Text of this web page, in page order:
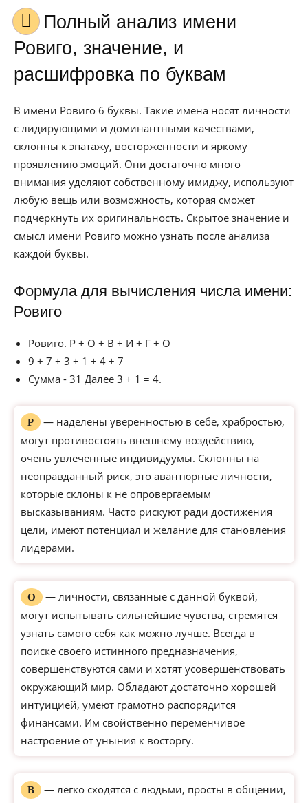
Полный анализ имени
Ровиго, значение, и
расшифровка по буквам
В имени Ровиго 6 буквы. Такие имена носят личности
с лидирующими и доминантными качествами,
склонны к эпатажу, восторженности и яркому
проявлению эмоций. Они достаточно много
внимания уделяют собственному имиджу, используют
любую вещь или возможность, которая сможет
подчеркнуть их оригинальность. Скрытое значение и
смысл имени Ровиго можно узнать после анализа
каждой буквы.
Формула для вычисления числа имени:
Ровиго
Ровиго. Р + О + В + И + Г + О
9 + 7 + 3 + 1 + 4 + 7
Сумма - 31 Далее 3 + 1 = 4.
Р
— наделены уверенностью в себе, храбростью,
могут противостоять внешнему воздействию,
очень увлеченные индивидуумы. Склонны на
неоправданный риск, это авантюрные личности,
которые склоны к не опровергаемым
высказываниям. Часто рискуют ради достижения
цели, имеют потенциал и желание для становления
лидерами.
О
— личности, связанные с данной буквой,
могут испытывать сильнейшие чувства, стремятся
узнать самого себя как можно лучше. Всегда в
поиске своего истинного предназначения,
совершенствуются сами и хотят усовершенствовать
окружающий мир. Обладают достаточно хорошей
интуицией, умеют грамотно распорядится
финансами. Им свойственно переменчивое
настроение от уныния к восторгу.
В
— легко сходятся с людьми, просты в общении,